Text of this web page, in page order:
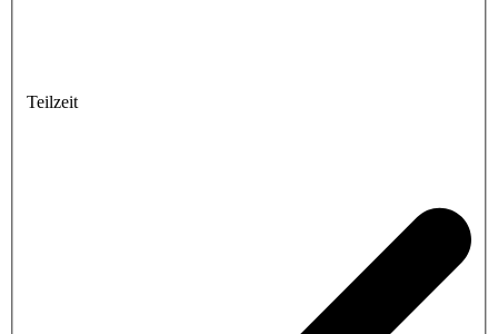
Teilzeit